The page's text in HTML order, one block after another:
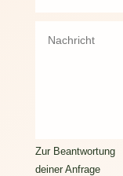
Zur Beantwortung
deiner Anfrage